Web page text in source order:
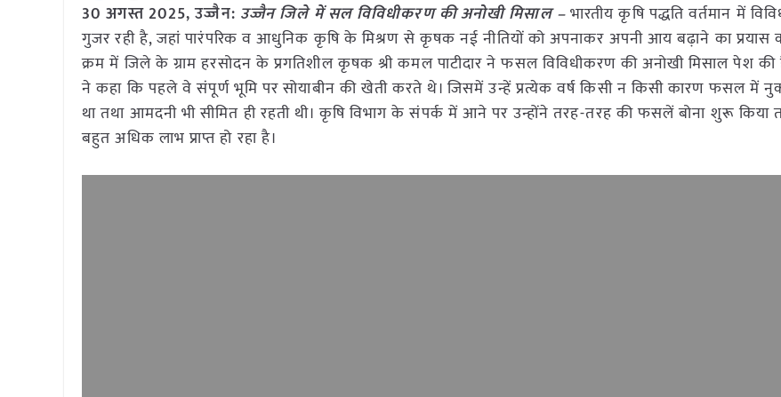
30 अगस्त 2025, उज्जैन: उज्जैन जिले में सल विविधीकरण की अनोखी मिसाल –भारतीय कृषि पद्धति वर्तमान में
गुजर रही है, जहां पारंपरिक व आधुनिक कृषि के मिश्रण से कृषक नई नीतियों को अपनाकर अपनी आय बढ़ाने का प्रयास
क्रम में जिले के ग्राम हरसोदन के प्रगतिशील कृषक श्री कमल पाटीदार ने फसल विविधीकरण की अनोखी मिसाल पेश की है
ने कहा कि पहले वे संपूर्ण भूमि पर सोयाबीन की खेती करते थे। जिसमें उन्हें प्रत्येक वर्ष किसी न किसी कारण फसल में
था तथा आमदनी भी सीमित ही रहती थी। कृषि विभाग के संपर्क में आने पर उन्होंने तरह-तरह की फसलें बोना शुरू किया
बहुत अधिक लाभ प्राप्त हो रहा है।